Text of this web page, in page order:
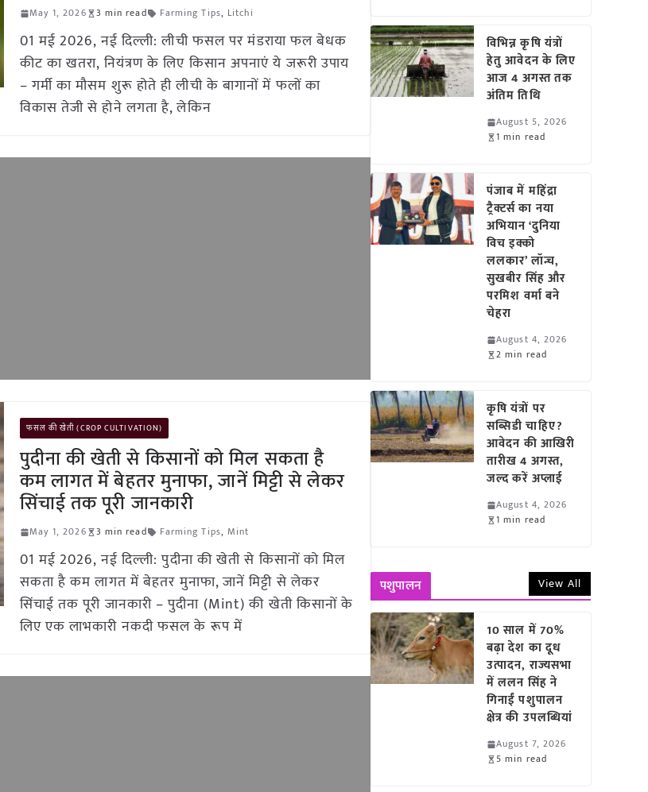
May 1, 2026 3 min read Farming Tips, Litchi
01 मई 2026, नई दिल्ली: लीची फसल पर मंडराया फल बेधक
कीट का खतरा, नियंत्रण के लिए किसान अपनाएं ये जरूरी उपाय
– गर्मी का मौसम शुरू होते ही लीची के बागानों में फलों का
विकास तेजी से होने लगता है, लेकिन
फसल की खेती (CROP CULTIVATION)
पुदीना की खेती से किसानों को मिल सकता है
कम लागत में बेहतर मुनाफा, जानें मिट्टी से लेकर
सिंचाई तक पूरी जानकारी
May 1, 2026 3 min read Farming Tips,Mint
01 मई 2026, नई दिल्ली: पुदीना की खेती से किसानों को मिल
सकता है कम लागत में बेहतर मुनाफा, जानें मिट्टी से लेकर
सिंचाई तक पूरी जानकारी – पुदीना (Mint) की खेती किसानों के
लिए एक लाभकारी नकदी फसल के रूप में
विभिन्न कृषि यंत्रों
हेतु आवेदन के लिए
आज 4 अगस्त तक
अंतिम तिथि
August 5, 2026
1 min read
पंजाब में महिंद्रा
ट्रैक्टर्स का नया
अभियान ‘दुनिया
विच इक्को
ललकार’ लॉन्च,
सुखबीर सिंह और
परमिश वर्मा बने
चेहरा
August 4, 2026
2 min read
कृषि यंत्रों पर
सब्सिडी चाहिए?
आवेदन की आखिरी
तारीख 4 अगस्त,
जल्द करें अप्लाई
August 4, 2026
1 min read
पशुपालन View All
10 साल में 70%
बढ़ा देश का दूध
उत्पादन, राज्यसभा
में ललन सिंह ने
गिनाईं पशुपालन
क्षेत्र की उपलब्धियां
August 7, 2026
5 min read